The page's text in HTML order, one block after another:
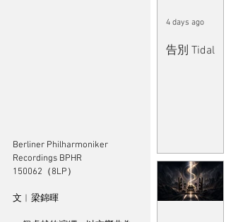
Berliner Philharmoniker
Recordings BPHR
150062（8LP）
文︱梁錦暉
告別 Tidal
4 days ago